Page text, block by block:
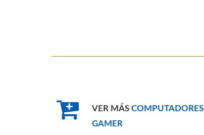
VER MÁS COMPUTADORES
GAMER